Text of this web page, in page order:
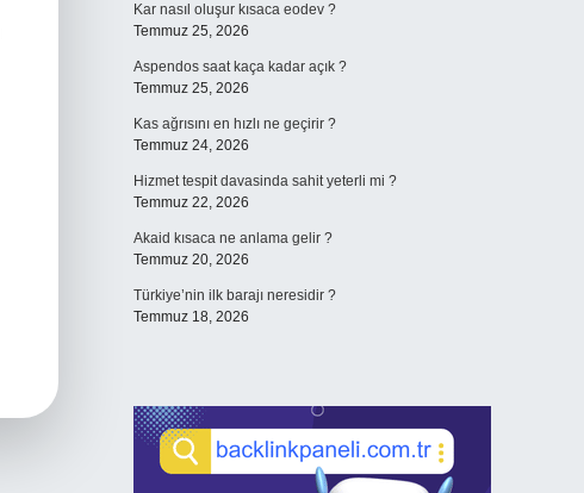
Kar nasıl oluşur kısaca eodev ?
Temmuz 25, 2026
Aspendos saat kaça kadar açık ?
Temmuz 25, 2026
Kas ağrısını en hızlı ne geçirir ?
Temmuz 24, 2026
Hizmet tespit davasinda sahit yeterli mi ?
Temmuz 22, 2026
Akaid kısaca ne anlama gelir ?
Temmuz 20, 2026
Türkiye’nin ilk barajı neresidir ?
Temmuz 18, 2026